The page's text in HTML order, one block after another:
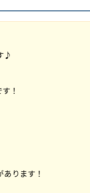
♪
！
ります！